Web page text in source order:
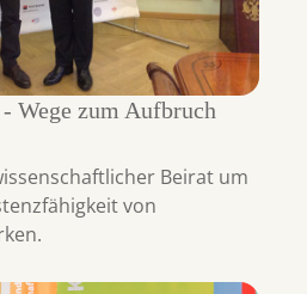
Wege zum Aufbruch
Beirat um
von